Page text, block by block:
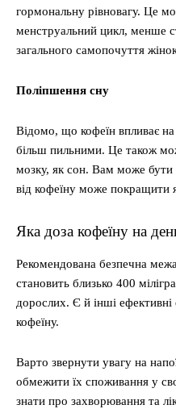
гормональну рівновагу. Це
менструальний цикл, менше
загального самопочуття
Поліпшення сну
Відомо, що кофеїн впливає
більш пильними. Це також
мозку, як сон. Вам може бути
від кофеїну може покращити
Яка доза кофеїну на
Рекомендована безпечна
становить близько 400
дорослих. Є й інші
кофеїну.
Варто звернути увагу на
обмежити їх споживання у
знати про захворювання та